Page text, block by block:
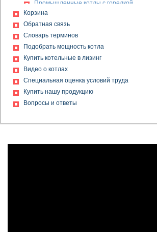
Промышленные котлы с горелкой
Промышленный котел на газе
Твердотопливные котлы дешево
Дешевые котлы на дровах
Котлы и котельное оборудование
Котлы на газовом топливе
Котел с гарантией
Водогрейный газовый котел
Газовые котлы для котельных
Газовый котел КВ
Корзина
Обратная связь
Словарь терминов
Подобрать мощность котла
Купить котельные в лизинг
Видео о котлах
Специальная оценка условий труда
Купить нашу продукцию
Вопросы и ответы